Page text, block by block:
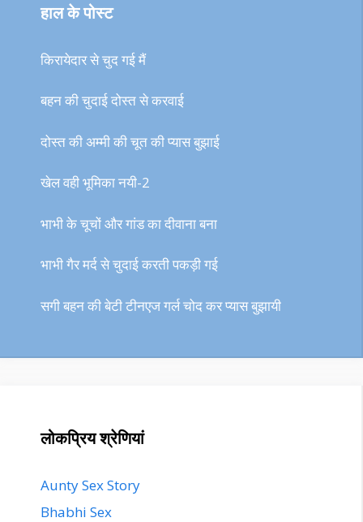
हाल के पोस्ट
किरायेदार से चुद गई मैं
बहन की चुदाई दोस्त से करवाई
दोस्त की अम्मी की चूत की प्यास बुझाई
खेल वही भूमिका नयी-2
भाभी के चूचों और गांड का दीवाना बना
भाभी गैर मर्द से चुदाई करती पकड़ी गई
सगी बहन की बेटी टीनएज गर्ल चोद कर प्यास बुझायी
लोकप्रिय श्रेणियां
Aunty Sex Story
Bhabhi Sex